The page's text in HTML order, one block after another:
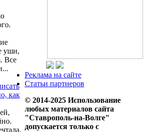
уши,
Все
как
Реклама на сайте
Статьи партнеров
© 2014-2025 Использование
любых материалов сайта
"Ставрополь-на-Волге"
допускается только с